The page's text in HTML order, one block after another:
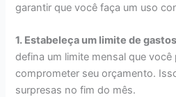
garantir que você faça um uso
1. Estabeleça um limite de
defina um limite mensal que
comprometer seu orçamento.
surpresas no fim do mês.